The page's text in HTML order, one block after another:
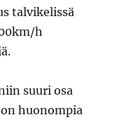
talvikelissä
h
suuri osa
huonompia